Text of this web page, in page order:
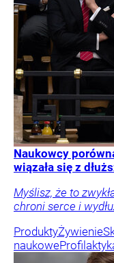
Naukowcy
wiązała się z
Myślisz, że to
chroni serce i
ProduktyŻywienie
naukowe